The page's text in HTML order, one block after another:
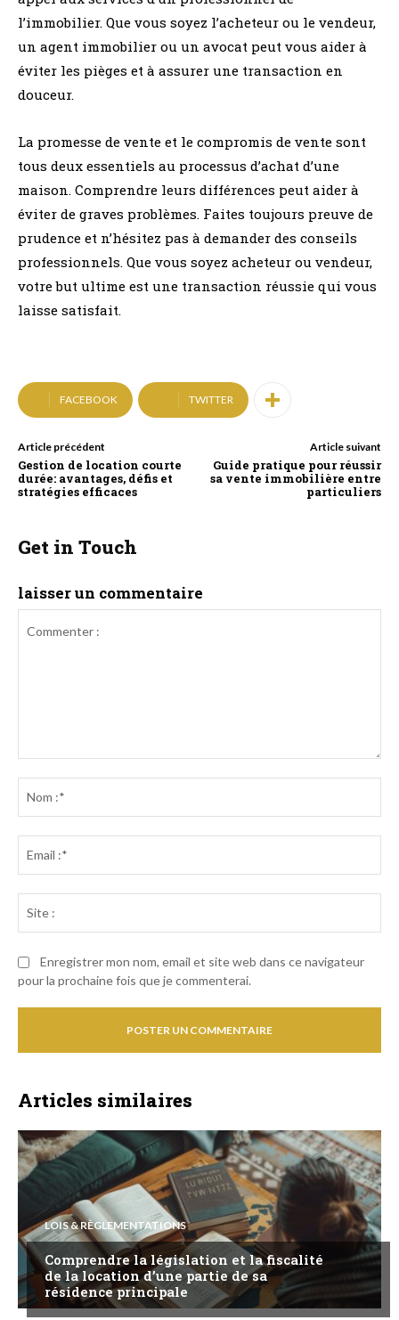
l’immobilier. Que vous soyez l’acheteur ou le vendeur,
un agent immobilier ou un avocat peut vous aider à
éviter les pièges et à assurer une transaction en
douceur.
La promesse de vente et le compromis de vente sont
tous deux essentiels au processus d’achat d’une
maison. Comprendre leurs différences peut aider à
éviter de graves problèmes. Faites toujours preuve de
prudence et n’hésitez pas à demander des conseils
professionnels. Que vous soyez acheteur ou vendeur,
votre but ultime est une transaction réussie qui vous
laisse satisfait.
FACEBOOK TWITTER
Article précédent
Gestion de location courte
durée: avantages, défis et
stratégies efficaces
Article suivant
Guide pratique pour réussir
sa vente immobilière entre
particuliers
Get in Touch
laisser un commentaire
Enregistrer mon nom, email et site web dans ce navigateur
pour la prochaine fois que je commenterai.
Articles similaires
LOIS & RÈGLEMENTATIONS
Comprendre la législation et la fiscalité
de la location d’une partie de sa
résidence principale